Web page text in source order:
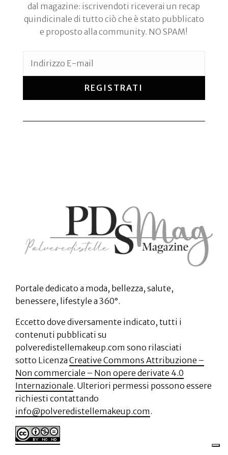
dal magazine: iscrivendoti riceverai un recap
quindicinale di tutto ciò che è stato pubblicato
e proposto alla community. NO SPAM!
REGISTRATI
Portale dedicato a moda, bellezza, salute,
benessere, lifestyle a 360°.
Eccetto dove diversamente indicato, tutti i
contenuti pubblicati su
polveredistellemakeup.com sono rilasciati
sotto Licenza Creative Commons Attribuzione –
Non commerciale – Non opere derivate 4.0
Internazionale. Ulteriori permessi possono essere
richiesti contattando
info@polveredistellemakeup.com.